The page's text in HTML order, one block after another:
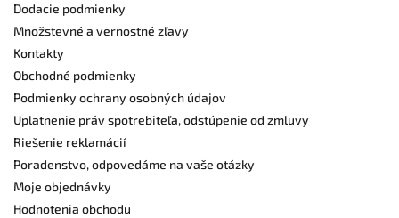
Dodacie podmienky
Množstevné a vernostné zľavy
Kontakty
Obchodné podmienky
Podmienky ochrany osobných údajov
Uplatnenie práv spotrebiteľa, odstúpenie od zmluvy
Riešenie reklamácií
Poradenstvo, odpovedáme na vaše otázky
Moje objednávky
Hodnotenia obchodu